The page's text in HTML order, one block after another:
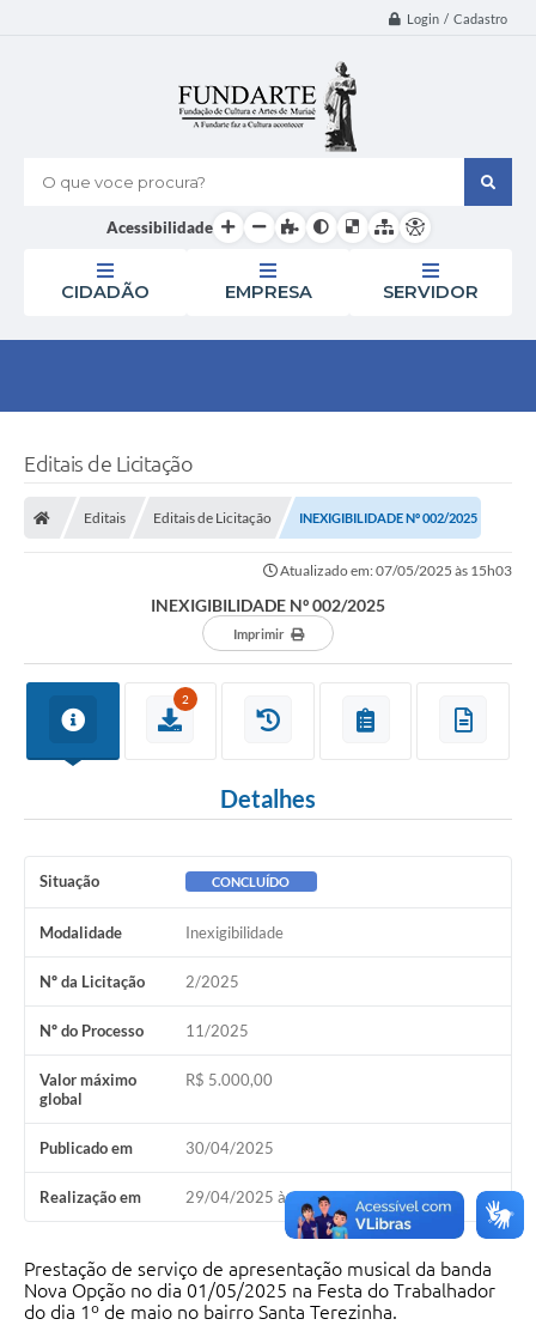
Login / Cadastro
O que voce procura?
Acessibilidade
CIDADÃO EMPRESA SERVIDOR
Editais de Licitação
Editais Editais de Licitação INEXIGIBILIDADE Nº 002/2025
Atualizado em: 07/05/2025 às 15h03
INEXIGIBILIDADE Nº 002/2025
Imprimir
2
Detalhes
Situação CONCLUÍDO
Modalidade Inexigibilidade
Nº da Licitação 2/2025
Nº do Processo 11/2025
Valor máximo
global
R$ 5.000,00
Publicado em 30/04/2025
Realização em 29/04/2025 às 15h00
Prestação de serviço de apresentação musical da banda
Nova Opção no dia 01/05/2025 na Festa do Trabalhador
do dia 1º de maio no bairro Santa Terezinha.